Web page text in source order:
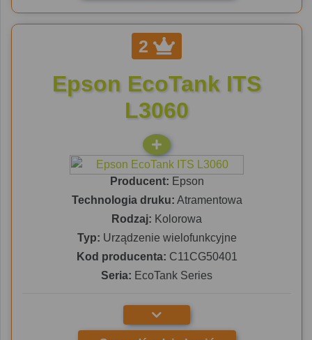
2
Epson EcoTank ITS
L3060
Producent: Epson
Technologia druku: Atramentowa
Rodzaj: Kolorowa
Typ: Urządzenie wielofunkcyjne
Kod producenta: C11CG50401
Seria: EcoTank Series